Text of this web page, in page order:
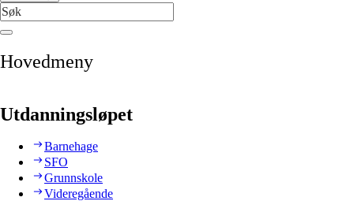
Hovedmeny
Utdanningsløpet
Barnehage
SFO
Grunnskole
Videregående